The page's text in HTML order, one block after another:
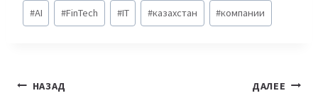
Метки
записи:
#AI #FinTech #IT #казахстан #компании
Навигация
НАЗАД ДАЛЕЕ